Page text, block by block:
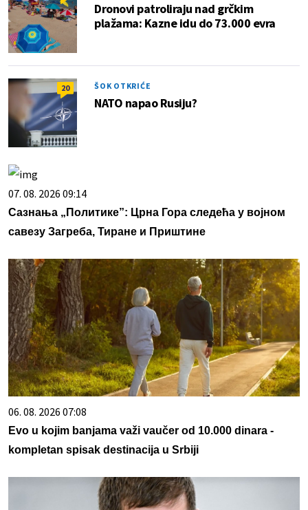
Dronovi patroliraju nad grčkim
plažama: Kazne idu do 73.000 evra
20 ŠOK OTKRIĆE
NATO napao Rusiju?
07. 08. 2026 09:14
Сазнања „Политике”: Црна Гора следећа у војном
савезу Загреба, Тиране и Приштине
06. 08. 2026 07:08
Evo u kojim banjama važi vaučer od 10.000 dinara -
kompletan spisak destinacija u Srbiji